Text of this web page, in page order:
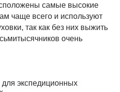
самые высокие
чаще всего и используют
так как без них выжить
очень
экспедиционных